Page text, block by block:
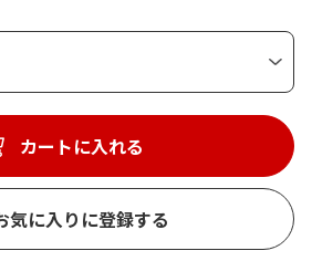
カートに入れる
気に入りに登録する